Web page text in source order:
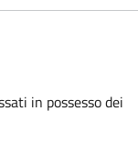
in possesso dei